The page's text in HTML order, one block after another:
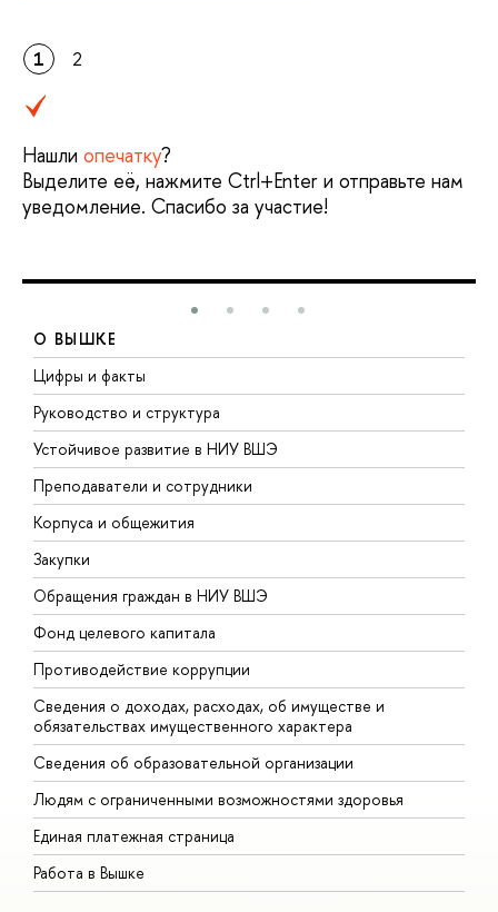
1 2
Нашли опечатку?
Выделите её, нажмите Ctrl+Enter и отправьте нам
уведомление. Спасибо за участие!
О ВЫШКЕ
Цифры и факты
Руководство и структура
Устойчивое развитие в НИУ ВШЭ
Преподаватели и сотрудники
Корпуса и общежития
Закупки
Обращения граждан в НИУ ВШЭ
Фонд целевого капитала
Противодействие коррупции
Сведения о доходах, расходах, об имуществе и
обязательствах имущественного характера
Сведения об образовательной организации
Людям с ограниченными возможностями здоровья
Единая платежная страница
Работа в Вышке